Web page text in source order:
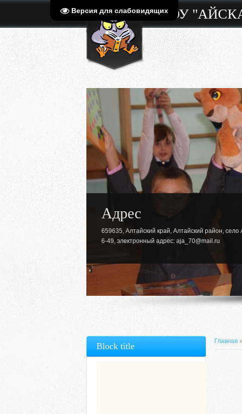
Версия для слабовидящихМБОУ
Адрес
659635, Алтайский край, Алтайский район,
6-49, электронный адрес: aja_70@mail.ru
Главная »
Block title